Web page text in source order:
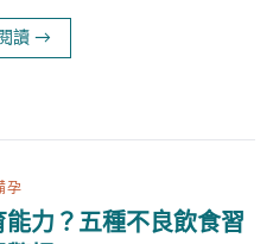
讀 →
孕
力？五種不良飲食習